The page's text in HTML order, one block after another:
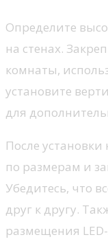
Определите
на стенах.
комнаты,
установите
для
После установки
по размерам и
Убедитесь, что
друг к другу.
размещения